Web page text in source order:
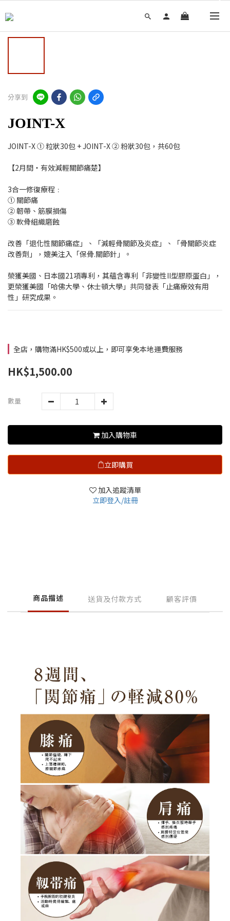
分享到
JOINT-X
JOINT-X ① 粒狀30包 + JOINT-X ② 粉狀30包，共60包
【2月間・有效減輕關節痛楚】
3合一修復療程﹕
① 關節痛
② 韌帶、筋膜損傷
③ 軟骨組織磨蝕
改善「退化性關節痛症」、「減輕骨關節及炎症」、「骨關節炎症
改善劑」，媲美注入「保骨.關節針」。
榮獲美國、日本國21項專利，其蘊含專利「非變性II型膠原蛋白」，
更榮獲美國「哈佛大學、休士頓大學」共同發表「止痛療效有用
性」研究成果。
全店，購物滿HK$500或以上，即可享免本地運費服務
HK$1,500.00
數量
加入購物車
立即購買
加入追蹤清單
立即登入/註冊
商品描述 送貨及付款方式 顧客評價